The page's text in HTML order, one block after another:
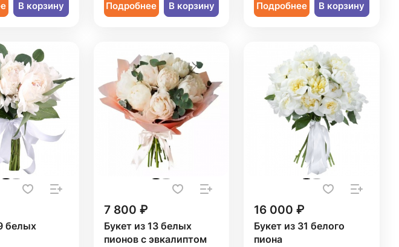
В корзину Подробнее В корзину Подробнее В корзину
белых
7 800 ₽
Букет из 13 белых
пионов с эвкалиптом
16 000 ₽
Букет из 31 белого
пиона